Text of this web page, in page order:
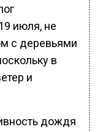
июля, не
с деревьями
в
и
дождя